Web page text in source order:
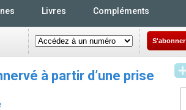
Livres Compléments
S'abonner
à partir d’une prise